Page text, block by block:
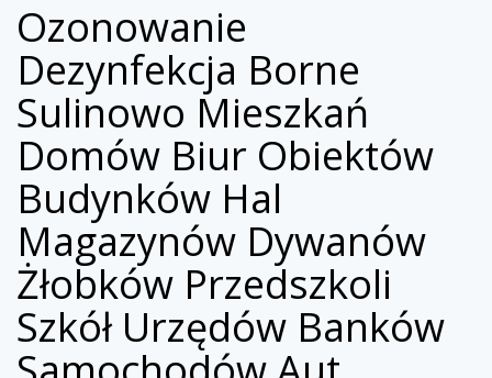
Ozonowanie
Dezynfekcja Borne
Sulinowo Mieszkań
Domów Biur Obiektów
Budynków Hal
Magazynów Dywanów
Żłobków Przedszkoli
Szkół Urzędów Banków